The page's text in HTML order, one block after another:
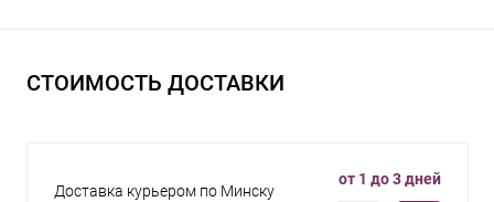
СТОИМОСТЬ ДОСТАВКИ
Доставка курьером по Минску
от 1 до 3 дней